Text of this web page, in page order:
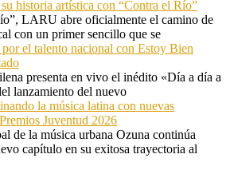
historia artística con “Contra el Río”
LARU abre oficialmente el camino de
con un primer sencillo que se
el talento nacional con Estoy Bien
presenta en vivo el inédito «Día a día a
lanzamiento del nuevo
la música latina con nuevas
Juventud 2026
de la música urbana Ozuna continúa
capítulo en su exitosa trayectoria al